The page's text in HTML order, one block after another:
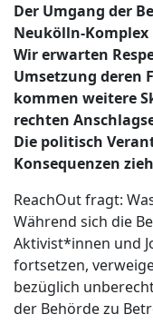
Der Umgang der
Neukölln-
Wir erwarten
Umsetzung deren
kommen weitere
rechten
Die politisch
Konsequenzen
ReachOut fragt:
Während sich die
Aktivist*innen und
fortsetzen,
bezüglich
der Behörde zu